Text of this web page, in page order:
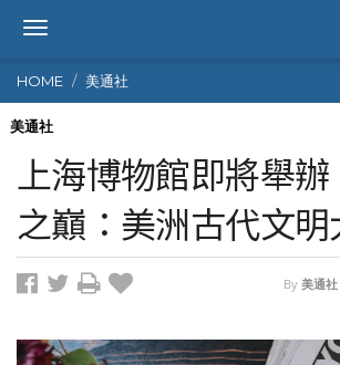
T
g
g
l
n
a
v
i
g
o
HOME 美通社
美通社
上海博物館即將舉
之巔：美洲古代文明
By 美通社